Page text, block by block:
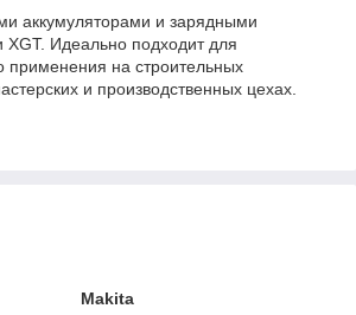
аккумуляторами и зарядными
XGT. Идеально подходит для
применения на строительных
и производственных цехах.
Makita